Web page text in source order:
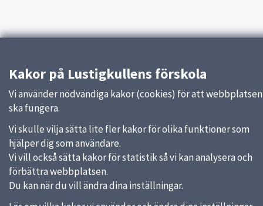
Kakor på Lustigkullens förskola
Vi använder nödvändiga kakor (cookies) för att webbplatsen
ska fungera.
Vi skulle vilja sätta lite fler kakor för olika funktioner som
hjälper dig som användare.
Vi vill också sätta kakor för statistik så vi kan analysera och
förbättra webbplatsen.
Du kan när du vill ändra dina inställningar.
Sidfot